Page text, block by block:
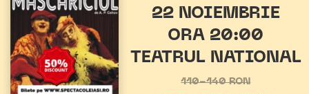
22 NOIEMBRIE
ORA 20:00
TEATRUL NATIONAL
110-140 RON